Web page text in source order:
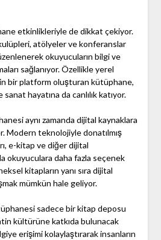
etkinlikleriyle de dikkat çekiyor.
atölyeler ve konferanslar
okuyucuların bilgi ve
sağlanıyor. Özellikle yerel
bir platform oluşturan kütüphane,
hayatına da canlılık katıyor.
aynı zamanda dijital kaynaklara
Modern teknolojiyle donatılmış
e-kitap ve diğer dijital
okuyuculara daha fazla seçenek
kitapların yanı sıra dijital
mümkün hale geliyor.
sadece bir kitap deposu
kültürüne katkıda bulunacak
erişimi kolaylaştırarak insanların